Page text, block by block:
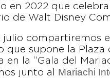
en 2022 que celebra
de Walt Disney
julio compartiremos
que supone la Plaza
en la “Gala del
junto al Mariachi